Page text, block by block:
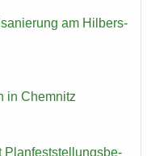
am Hil­bers­
in Chem­nitz
Plan­fest­stel­lungs­be­